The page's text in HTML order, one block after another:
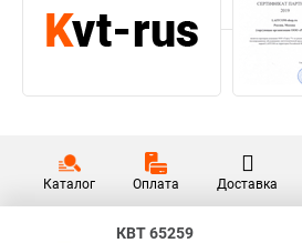
Каталог Оплата Доставка
КВТ 65259